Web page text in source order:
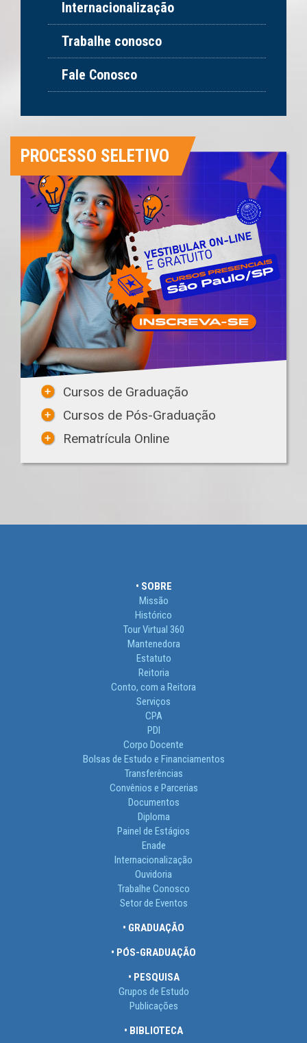
Internacionalização
Trabalhe conosco
Fale Conosco
PROCESSO SELETIVO
Cursos de Graduação
Cursos de Pós-Graduação
Rematrícula Online
• SOBRE
Missão
Histórico
Tour Virtual 360
Mantenedora
Estatuto
Reitoria
Conto, com a Reitora
Serviços
CPA
PDI
Corpo Docente
Bolsas de Estudo e Financiamentos
Transferências
Convênios e Parcerias
Documentos
Diploma
Painel de Estágios
Enade
Internacionalização
Ouvidoria
Trabalhe Conosco
Setor de Eventos
• GRADUAÇÃO
• PÓS-GRADUAÇÃO
• PESQUISA
Grupos de Estudo
Publicações
• BIBLIOTECA